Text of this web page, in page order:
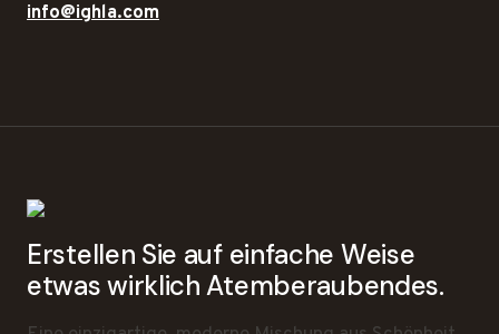
info@ighla.com
Erstellen Sie auf einfache Weise
etwas wirklich Atemberaubendes.